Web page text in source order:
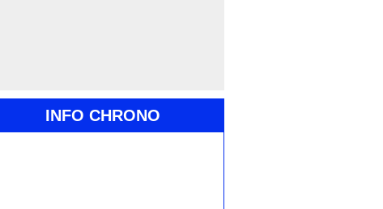
INFO CHRONO